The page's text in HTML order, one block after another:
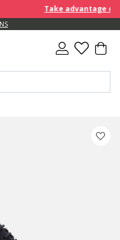
Take advantage of